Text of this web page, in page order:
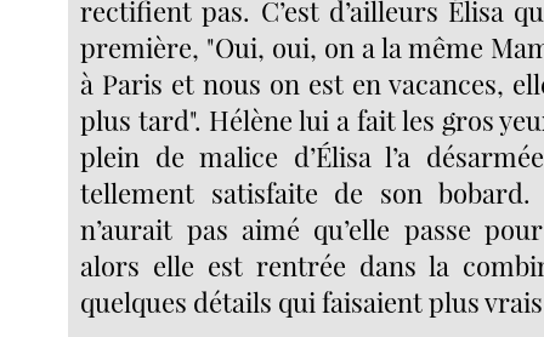
rectifient pas. C’est d’ailleurs Élisa
première, "Oui, oui, on a la même
à Paris et nous on est en vacances,
plus tard". Hélène lui a fait les gros
plein de malice d’Élisa l’a
tellement satisfaite de son
n’aurait pas aimé qu’elle passe
alors elle est rentrée dans la
quelques détails qui faisaient plus